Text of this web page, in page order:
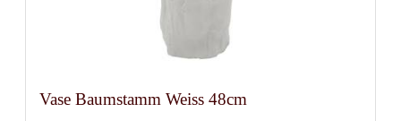
Vase Baumstamm Weiss 48cm